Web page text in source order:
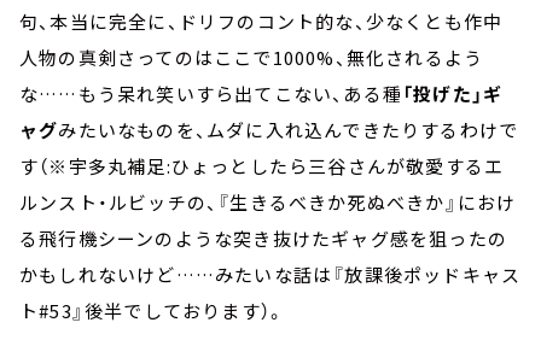
句、本当に完全に、ドリフのコント的な、少なくとも作中
人物の真剣さってのはここで1000%、無化されるよう
な……もう呆れ笑いすら出てこない、ある種 「投げた」ギ
ャグみたいなものを、ムダに入れ込んできたりするわけで
す（※宇多丸補足:ひょっとしたら三谷さんが敬愛するエ
ルンスト・ルビッチの、『生きるべきか死ぬべきか』におけ
る飛行機シーンのような突き抜けたギャグ感を狙ったの
かもしれないけど……みたいな話は『放課後ポッドキャス
ト#53』後半でしております）。